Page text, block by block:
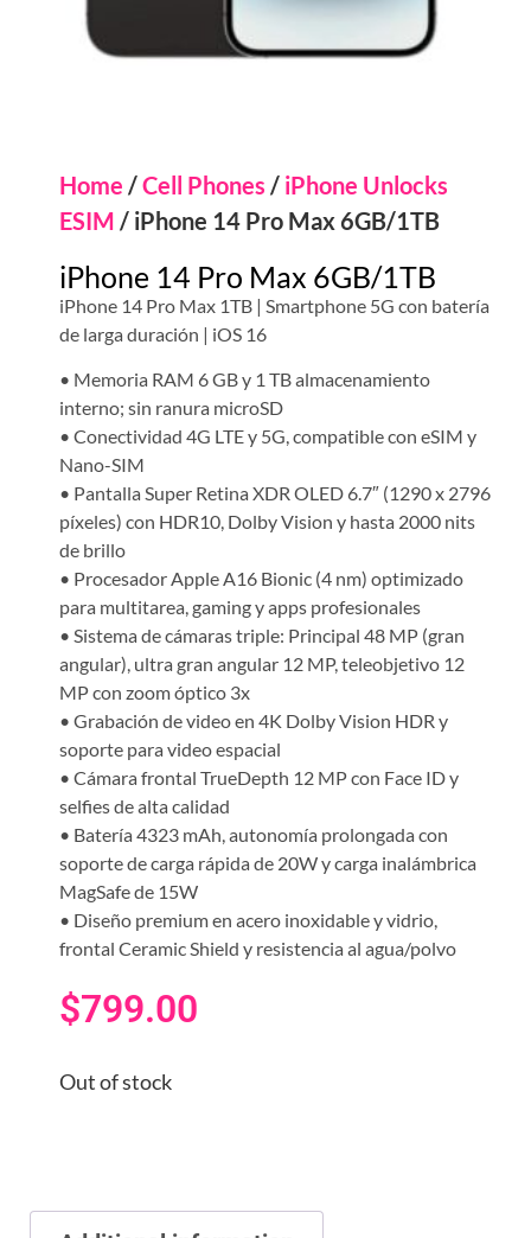
Home /Cell Phones / iPhone Unlocks
ESIM / iPhone 14 Pro Max 6GB/1TB
iPhone 14 Pro Max 6GB/1TB
iPhone 14 Pro Max 1TB | Smartphone 5G con batería
de larga duración | iOS 16
• Memoria RAM 6 GB y 1 TB almacenamiento
interno; sin ranura microSD
• Conectividad 4G LTE y 5G, compatible con eSIM y
Nano-SIM
• Pantalla Super Retina XDR OLED 6.7″ (1290 x 2796
píxeles) con HDR10, Dolby Vision y hasta 2000 nits
de brillo
• Procesador Apple A16 Bionic (4 nm) optimizado
para multitarea, gaming y apps profesionales
• Sistema de cámaras triple: Principal 48 MP (gran
angular), ultra gran angular 12 MP, teleobjetivo 12
MP con zoom óptico 3x
• Grabación de video en 4K Dolby Vision HDR y
soporte para video espacial
• Cámara frontal TrueDepth 12 MP con Face ID y
selfies de alta calidad
• Batería 4323 mAh, autonomía prolongada con
soporte de carga rápida de 20W y carga inalámbrica
MagSafe de 15W
• Diseño premium en acero inoxidable y vidrio,
frontal Ceramic Shield y resistencia al agua/polvo
$799.00
Out of stock